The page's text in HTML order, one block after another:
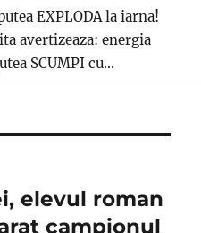
EXPLODA la iarna!
avertizeaza: energia
SCUMPI cu...
elevul roman
campionul